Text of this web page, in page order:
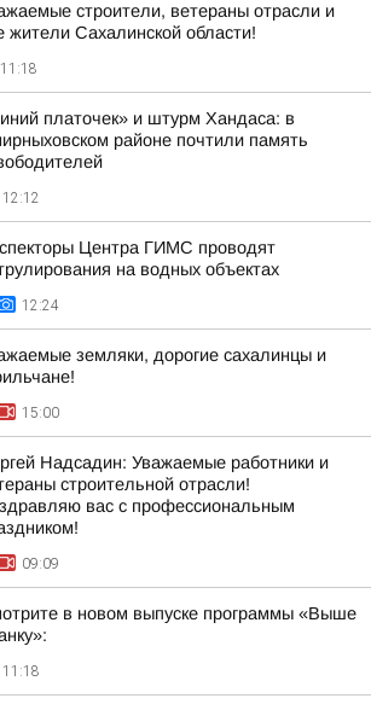
строители, ветераны отрасли и
жители Сахалинской области!
11:18
платочек» и штурм Хандаса: в
районе почтили память
12:12
Центра ГИМС проводят
на водных объектах
12:24
земляки, дорогие сахалинцы и
15:00
Надсадин: Уважаемые работники и
строительной отрасли!
вас с профессиональным
09:09
в новом выпуске программы «Выше
11:18